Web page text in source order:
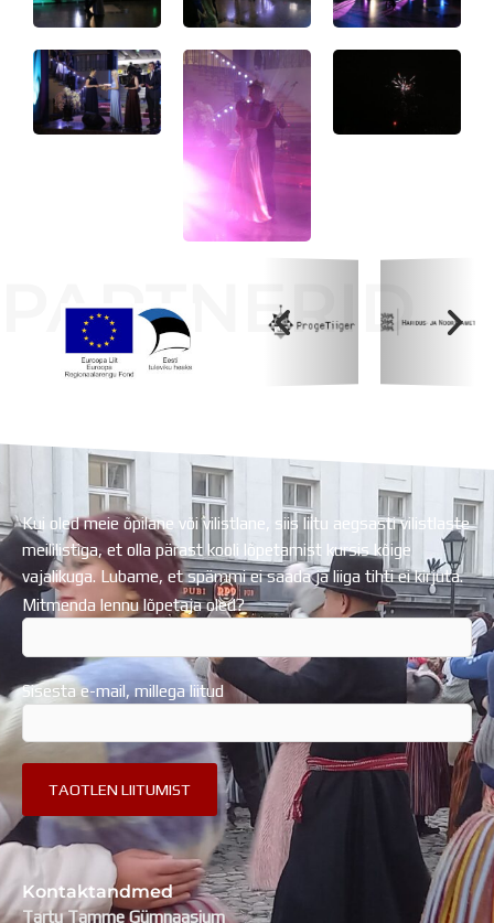
PARTNERID
Kui oled meie õpilane või vilistlane, siis liitu aegsasti vilistlaste
meililistiga, et olla pärast kooli lõpetamist kursis kõige
vajalikuga. Lubame, et spämmi ei saada ja liiga tihti ei kirjuta.
Mitmenda lennu lõpetaja oled?
Sisesta e-mail, millega liitud
Kontaktandmed
Tartu Tamme Gümnaasium